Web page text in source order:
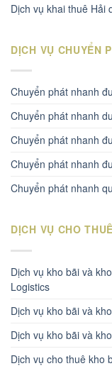
Dịch vụ khai thuê Hải
DỊCH VỤ CHUYỂN
Chuyển phát nhanh
Chuyển phát nhanh
Chuyển phát nhanh
Chuyển phát nhanh
Chuyển phát nhanh
DỊCH VỤ CHO
Dịch vụ kho bãi và
Logistics
Dịch vụ kho bãi và
Dịch vụ kho bãi và
Dịch vụ cho thuê kho